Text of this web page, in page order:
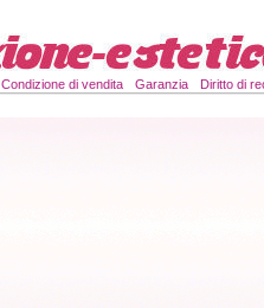
Condizione di vendita Garanzia Diritto di